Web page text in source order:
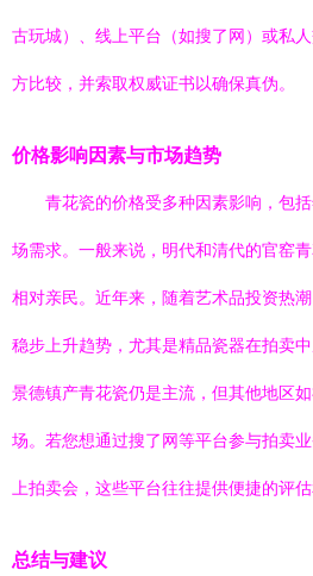
古玩城）、线上平台（如搜了网）或私
方比较，并索取权威证书以确保真伪。
价格影响因素与市场趋势
青花瓷的价格受多种因素影响，包
场需求。一般来说，明代和清代的官窑
相对亲民。近年来，随着艺术品投资热
稳步上升趋势，尤其是精品瓷器在拍卖
景德镇产青花瓷仍是主流，但其他地区
场。若您想通过搜了网等平台参与拍卖
上拍卖会，这些平台往往提供便捷的评估
总结与建议